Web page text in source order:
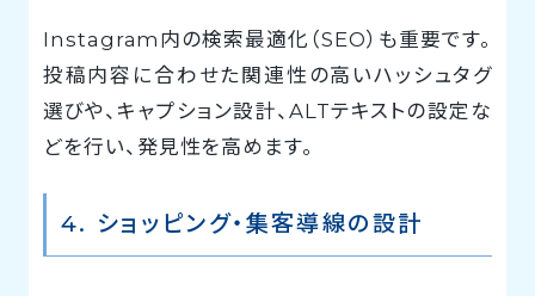
Instagram内の検索最適化（SEO）も重要です。
投稿内容に合わせた関連性の高いハッシュタグ
選びや、キャプション設計、ALTテキストの設定な
どを行い、発見性を高めます。
4. ショッピング・集客導線の設計